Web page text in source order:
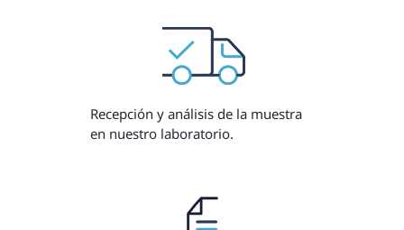
Recepción y análisis de la muestra
en nuestro laboratorio.